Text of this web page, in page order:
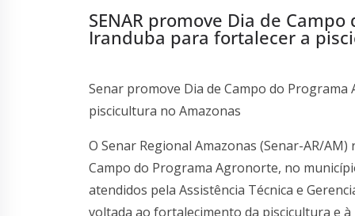
SENAR promove Dia de
Iranduba para fortalecer a
Senar promove Dia de Campo do
piscicultura no Amazonas
O Senar Regional Amazonas (Senar-AR/
Campo do Programa Agronorte, no
atendidos pela Assistência Técnica e
voltada ao fortalecimento da piscicultura e